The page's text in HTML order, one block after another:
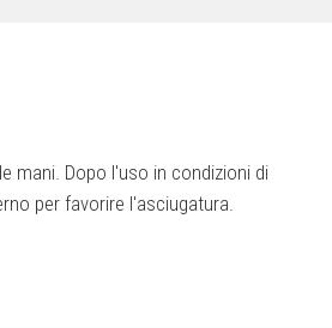
mani. Dopo l'uso in condizioni di
per favorire l'asciugatura.